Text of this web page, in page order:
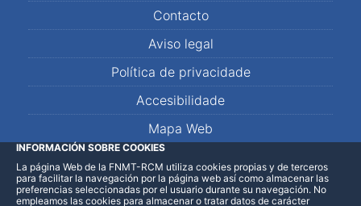
Contacto
Aviso legal
Política de privacidade
Accesibilidade
Mapa Web
LinkedInFacebookWhatsApp
INFORMACIÓN SOBRE COOKIES
La página Web de la FNMT-RCM utiliza cookies propias y de terceros
para facilitar la navegación por la página web así como almacenar las
preferencias seleccionadas por el usuario durante su navegación. No
empleamos las cookies para almacenar o tratar datos de carácter